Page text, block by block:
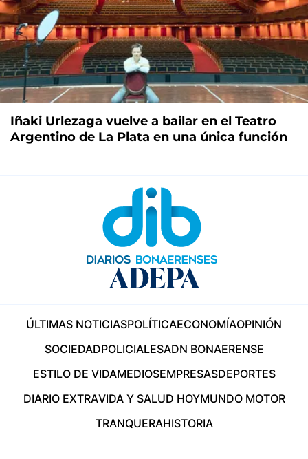
Iñaki Urlezaga vuelve a bailar en el Teatro
Argentino de La Plata en una única función
ÚLTIMAS NOTICIASPOLÍTICAECONOMÍAOPINIÓN
SOCIEDADPOLICIALESADN BONAERENSE
ESTILO DE VIDAMEDIOSEMPRESASDEPORTES
DIARIO EXTRAVIDA Y SALUD HOYMUNDO MOTOR
TRANQUERAHISTORIA